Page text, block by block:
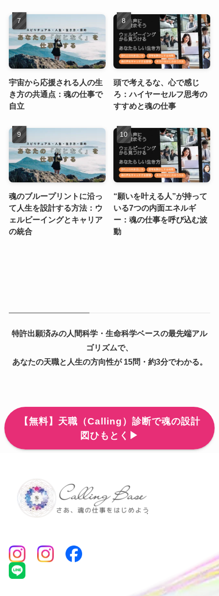
宇宙から応援される人の生
き方の共通点：魂の仕事で
自立
頭で考えるな、心で感じ
ろ：ハイヤーセルフ思考の
すすめと魂の仕事
魂のブループリントに沿っ
て人生を設計する方法：ウ
ェルビーイングとキャリア
の統合
“願いを叶える人”が持って
いる7つの内面エネルギ
ー：魂の仕事を呼び込む波
動
特許出願済みの人間科学・生命科学ベースの最先端アル
ゴリズムで、
あなたの天職と人生の方向性が 15問・約3分でわかる。
【無料】天職（Calling）診断で魂の設計
図ひもとく▶